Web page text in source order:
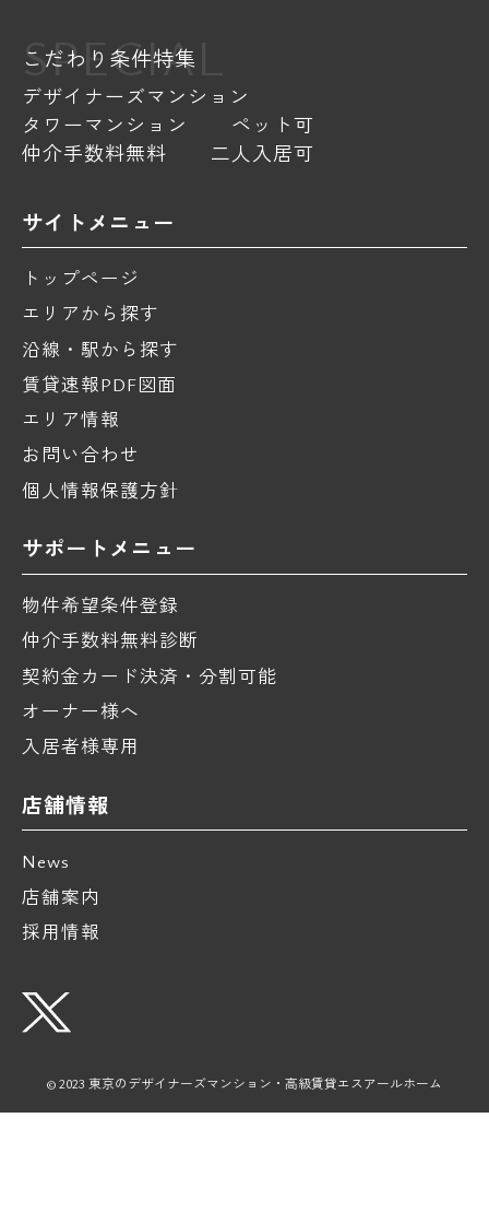
SPECIAL
こだわり条件特集
デザイナーズマンション
タワーマンション
ペット可
仲介手数料無料
二人入居可
サイトメニュー
トップページ
エリアから探す
沿線・駅から探す
賃貸速報PDF図面
エリア情報
お問い合わせ
個人情報保護方針
サポートメニュー
物件希望条件登録
仲介手数料無料診断
契約金カード決済・分割可能
オーナー様へ
入居者様専用
店舗情報
News
店舗案内
採用情報
© 2023 東京のデザイナーズマンション・高級賃貸エスアールホーム